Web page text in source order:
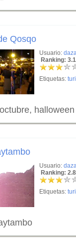
Qosqo
Usuario:
Ranking: 3.1
Etiquetas:
Usuario:
Ranking: 2.8
Etiquetas: